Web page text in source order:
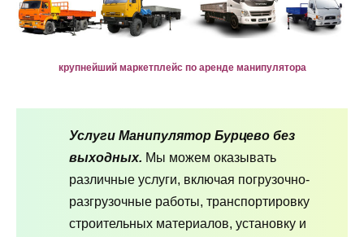
крупнейший маркетплейс по аренде манипулятора
Услуги Манипулятор Бурцево без
выходных. Мы можем оказывать
различные услуги, включая погрузочно-
разгрузочные работы, транспортировку
строительных материалов, установку и